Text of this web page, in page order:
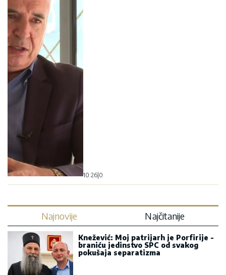
10:26 0
Najnovije Najčitanije
Knežević: Moj patrijarh je Porfirije -
braniću jedinstvo SPC od svakog
pokušaja separatizma